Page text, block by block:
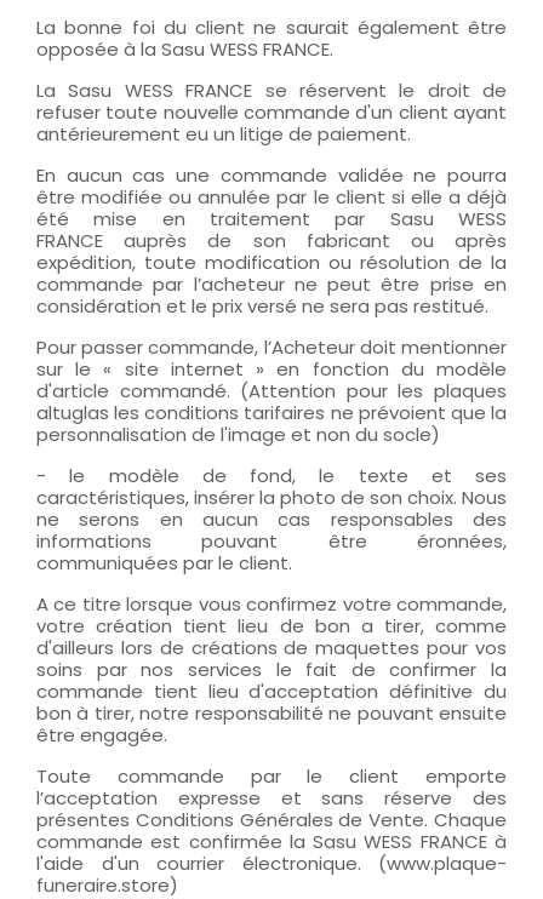
La bonne foi du client ne saurait également être
opposée à la Sasu WESS FRANCE.
La Sasu WESS FRANCE se réservent le droit de
refuser toute nouvelle commande d'un client ayant
antérieurement eu un litige de paiement.
En aucun cas une commande validée ne pourra
être modifiée ou annulée par le client si elle a déjà
été mise en traitement par Sasu WESS
FRANCE auprès de son fabricant ou après
expédition, toute modification ou résolution de la
commande par l’acheteur ne peut être prise en
considération et le prix versé ne sera pas restitué.
Pour passer commande, l’Acheteur doit mentionner
sur le « site internet » en fonction du modèle
d'article commandé. (Attention pour les plaques
altuglas les conditions tarifaires ne prévoient que la
personnalisation de l'image et non du socle)
- le modèle de fond, le texte et ses
caractéristiques, insérer la photo de son choix. Nous
ne serons en aucun cas responsables des
informations pouvant être éronnées,
communiquées par le client.
A ce titre lorsque vous confirmez votre commande,
votre création tient lieu de bon a tirer, comme
d'ailleurs lors de créations de maquettes pour vos
soins par nos services le fait de confirmer la
commande tient lieu d'acceptation définitive du
bon à tirer, notre responsabilité ne pouvant ensuite
être engagée.
Toute commande par le client emporte
l’acceptation expresse et sans réserve des
présentes Conditions Générales de Vente. Chaque
commande est confirmée la Sasu WESS FRANCE à
l'aide d'un courrier électronique. (www.plaque-
funeraire.store)